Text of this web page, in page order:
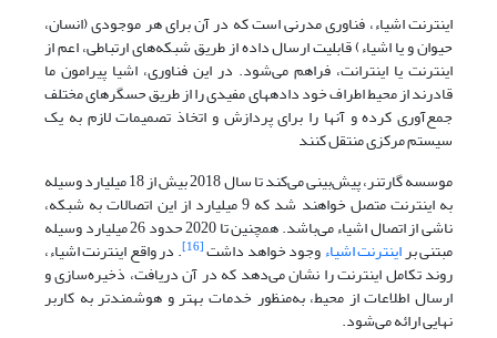
اینترنت اشیاء، فناوری مدرنی است که در آن برای هر موجودی (انسان،
حیوان و یا اشیاء) قابلیت ارسال داده از طریق شبکه‌های ارتباطی، اعم از
اینترنت یا اینترانت، فراهم می‌شود. در این فناوری، اشیا پیرامون ما
قادرند از محیط اطراف خود داده­­های مفیدی را از طریق حسگرهای مختلف
جمع‌آوری کرده و آن­ها را برای پردازش و اتخاذ تصمیمات لازم به یک
سیستم مرکزی منتقل کنند
موسسه گارتنر، پیش‌بینی می‌کند تا سال 2018 بیش از 18 میلیارد وسیله
به اینترنت متصل خواهند ‌شد که 9 میلیارد از این اتصالات به شبکه،
ناشی از اتصال اشیاء می‌باشد. همچنین تا 2020 حدود 26 میلیارد وسیله
مبتنی براینترنت اشیاءوجود خواهد داشت[16] . در واقع اینترنت اشیاء،
روند تکامل اینترنت را نشان می‌دهد که در آن دریافت، ذخیره‌سازی و
ارسال اطلاعات از محیط، به‌منظور خدمات بهتر و هوشمندتر به کاربر
نهایی ارائه می‌شود.